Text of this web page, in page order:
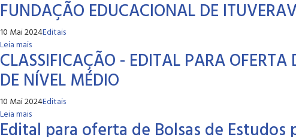
FUNDAÇÃO EDUCACIONAL DE
10 Mai 2024Editais
Leia mais
CLASSIFICAÇÃO - EDITAL PARA
DE NÍVEL MÉDIO
10 Mai 2024Editais
Leia mais
Edital para oferta de Bolsas de Estudos